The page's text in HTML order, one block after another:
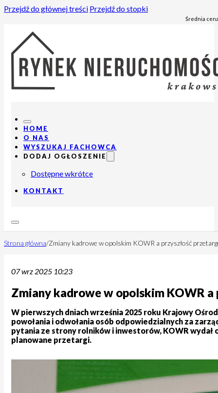
Przejdź do głównej treści Przejdź do stopki
Średnia
HOME
O NAS
WYSZUKAJ FACHOWCA
DODAJ OGŁOSZENIE
Dostępne wkrótce
KONTAKT
Strona główna/Zmiany kadrowe w opolskim KOWR a przyszłość
07 wrz 2025 10:23
Zmiany kadrowe w opolskim KOWR
W pierwszych dniach września 2025 roku Krajowy
powołania i odwołania osób odpowiedzialnych za
pytania ze strony rolników i inwestorów, KOWR
planowane przetargi.